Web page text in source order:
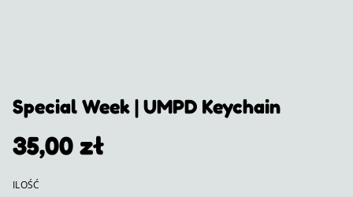
Special Week | UMPD Keychain
35,00 zł
ILOŚĆ